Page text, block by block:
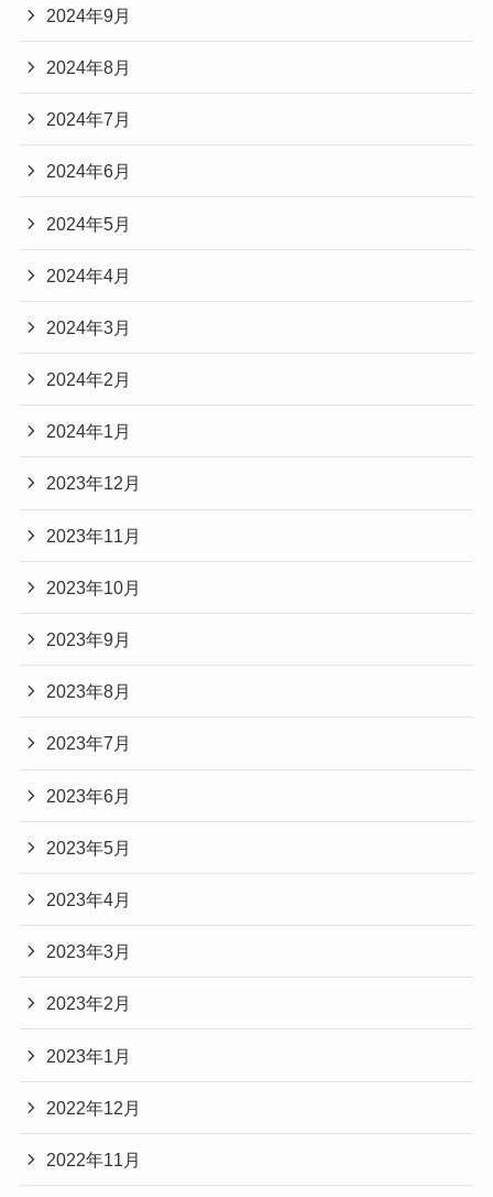
2024年9月
2024年8月
2024年7月
2024年6月
2024年5月
2024年4月
2024年3月
2024年2月
2024年1月
2023年12月
2023年11月
2023年10月
2023年9月
2023年8月
2023年7月
2023年6月
2023年5月
2023年4月
2023年3月
2023年2月
2023年1月
2022年12月
2022年11月